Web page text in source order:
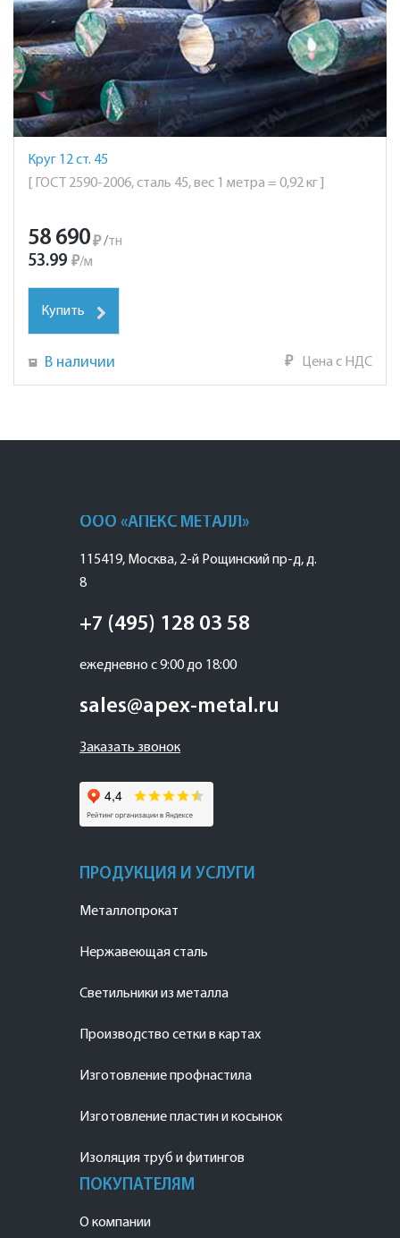
Круг 12 ст. 45
[ ГОСТ 2590-2006, сталь 45, вес 1 метра = 0,92 кг ]
58 690₽ /тн
53.99 ₽/м
Купить
В наличии ₽ Цена с НДС
ООО «АПЕКС МЕТАЛЛ»
115419, Москва, 2-й Рощинский пр-д, д.
8
+7 (495) 128 03 58
ежедневно с 9:00 до 18:00
sales@apex-metal.ru
Заказать звонок
ПРОДУКЦИЯ И УСЛУГИ
Металлопрокат
Нержавеющая сталь
Светильники из металла
Производство сетки в картах
Изготовление профнастила
Изготовление пластин и косынок
Изоляция труб и фитингов
ПОКУПАТЕЛЯМ
О компании